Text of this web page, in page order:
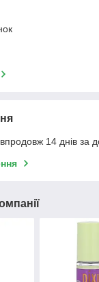
14 днів за